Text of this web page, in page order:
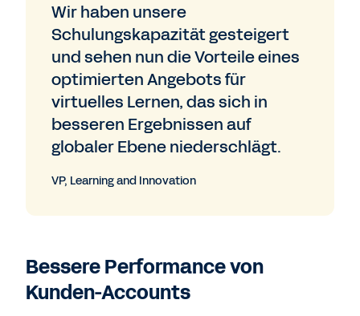
Wir haben unsere
Schulungskapazität gesteigert
und sehen nun die Vorteile eines
optimierten Angebots für
virtuelles Lernen, das sich in
besseren Ergebnissen auf
globaler Ebene niederschlägt.
VP, Learning and Innovation
Bessere Performance von
Kunden-Accounts